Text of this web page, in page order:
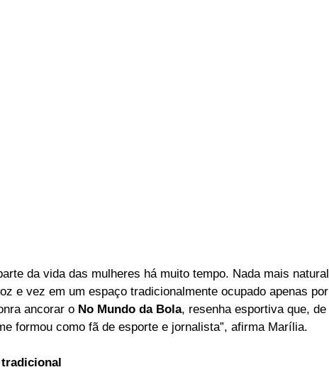
e vez em um espaço tradicionalmente ocupado apenas por
ancorar o No Mundo da Bola, resenha esportiva que, de
formou como fã de esporte e jornalista”, afirma Marília.
tradicional